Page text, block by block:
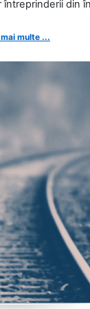
din
multe ...